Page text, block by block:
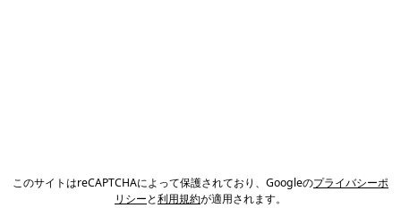
このサイトはreCAPTCHAによって保護されており、Googleのプライバシーポ
リシーと利用規約が適用されます。